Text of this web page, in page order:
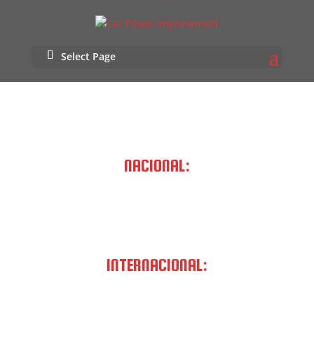
Select Page
NACIONAL:
INTERNACIONAL: